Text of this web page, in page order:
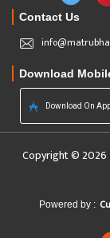
Contact Us
Download
Download On
Copyright © 2026
Powered by :